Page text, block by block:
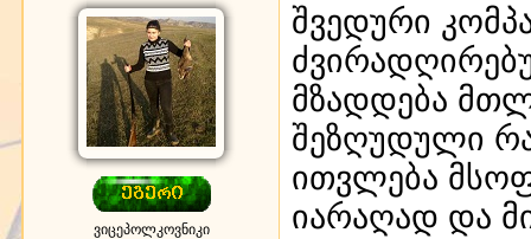
ვიცეპოლკოვნიკი
შვედური
მზადდება
შეზღუდული
ითვლება
იარაღად და